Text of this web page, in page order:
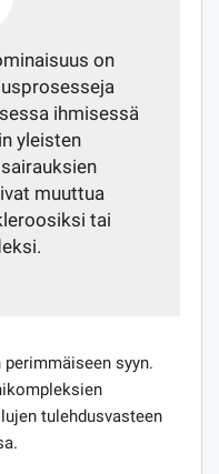
on
ihmisessä
yleisten
muuttua
tai
syyn.
tulehdusvasteen